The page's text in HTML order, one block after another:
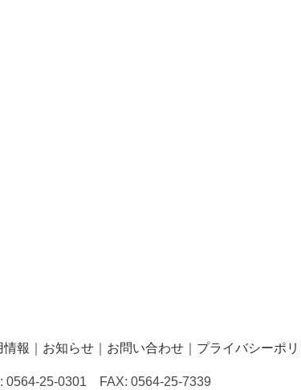
情報 お知らせ お問い合わせ プライバシーポ
25-0301 FAX: 0564-25-7339